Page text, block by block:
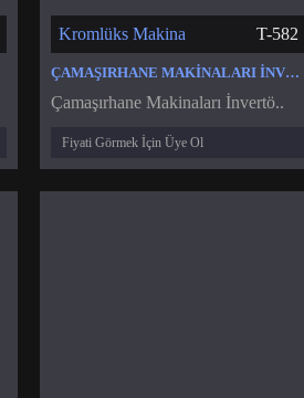
Kromlüks Makina T-582
ÇAMAŞIRHANE MAKINALARI İNVERTÖR HIZ KONTROL CIHAZI SÜRÜCÜSÜ
Çamaşırhane Makinaları İnvertö..
Fiyati Görmek İçin Üye Ol